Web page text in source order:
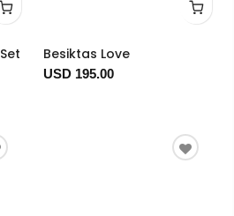
Besiktas Love
USD 195.00